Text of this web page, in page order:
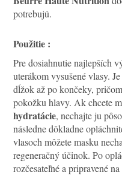
potrebujú.
Použitie :
Pre dosiahnutie najlepších
uterákom vysušené vlasy.
dĺžok až po končeky,
pokožku hlavy. Ak chcete
hydratácie, nechajte ju
následne dôkladne
vlasoch môžete masku
regeneračný účinok. Po
rozčesateľné a pripravené